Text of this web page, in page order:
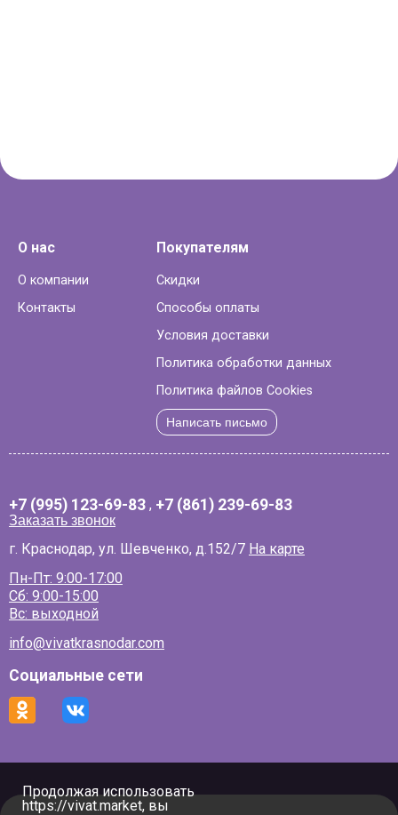
Продолжая использовать
https://vivat.market, вы
О нас
О компании
Контакты
Покупателям
Скидки
Способы оплаты
Условия доставки
Политика обработки данных
Политика файлов Cookies
Написать письмо
+7 (995) 123-69-83 , +7 (861) 239-69-83
Заказать звонок
г. Краснодар, ул. Шевченко, д.152/7 На карте
Пн-Пт: 9:00-17:00
Сб: 9:00-15:00
Вс: выходной
info@vivatkrasnodar.com
Социальные сети